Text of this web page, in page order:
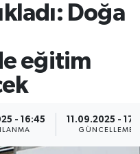
Doğa
eğitim
- 16:45 11.09.2025 -
GÜNCELLEME